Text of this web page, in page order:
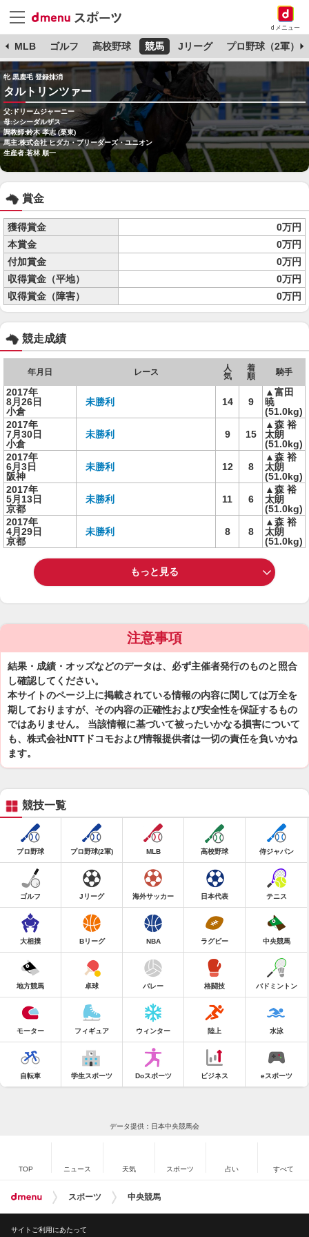
dメニュー
MLB ゴルフ 高校野球 競馬 Jリーグ プロ野球（2軍）
牝 黒鹿毛 登録抹消
タルトリンツァー
父:ドリームジャーニー
母:シシーダルザス
調教師:鈴木 孝志 (栗東)
馬主:株式会社 ヒダカ・ブリーダーズ・ユニオン
生産者:若林 順一
賞金
獲得賞金
0万円
本賞金
0万円
付加賞金
0万円
収得賞金（平地）
0万円
収得賞金（障害）
0万円
競走成績
年月日 レース
人
気
着
順
騎手
2017年
8月26日
小倉
未勝利 14 9
▲富田
暁
(51.0kg)
2017年
7月30日
小倉
未勝利 9 15
▲森 裕
太朗
(51.0kg)
2017年
6月3日
阪神
未勝利 12 8
▲森 裕
太朗
(51.0kg)
2017年
5月13日
京都
未勝利 11 6
▲森 裕
太朗
(51.0kg)
2017年
4月29日
京都
未勝利 8 8
▲森 裕
太朗
(51.0kg)
もっと見る
注意事項
結果・成績・オッズなどのデータは、必ず主催者発行のものと照合
し確認してください。
本サイトのページ上に掲載されている情報の内容に関しては万全を
期しておりますが、その内容の正確性および安全性を保証するもの
ではありません。 当該情報に基づいて被ったいかなる損害について
も、株式会社NTTドコモおよび情報提供者は一切の責任を負いかね
ます。
競技一覧
プロ野球 プロ野球(2軍) MLB 高校野球 侍ジャパン
ゴルフ Jリーグ 海外サッカー 日本代表 テニス
大相撲 Bリーグ NBA ラグビー 中央競馬
地方競馬 卓球 バレー 格闘技 バドミントン
モーター フィギュア ウィンター 陸上 水泳
自転車 学生スポーツ Doスポーツ ビジネス eスポーツ
データ提供：日本中央競馬会
TOP ニュース 天気 スポーツ 占い すべて
スポーツ 中央競馬
サイトご利用にあたって